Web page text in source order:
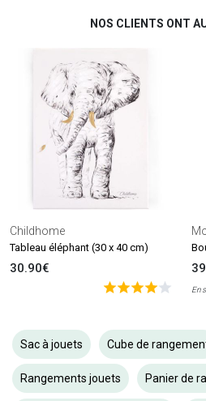
NOS CLIENTS ONT
Childhome
Tableau éléphant (30 x 40 cm)
30.90€
En
Sac à jouets Cube de
Rangements jouets Panier de